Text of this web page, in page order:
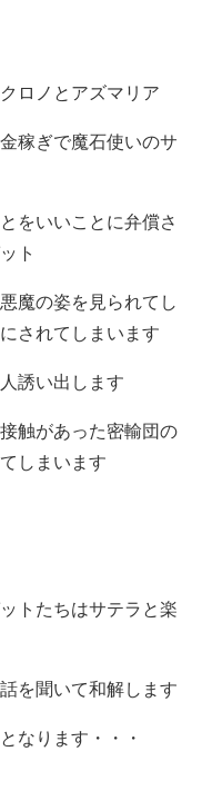
ロノとアズマリア
稼ぎで魔石使いのサ
をいいことに弁償さ
ト
魔の姿を見られてし
されてしまいます
誘い出します
触があった密輸団の
しまいます
トたちはサテラと楽
を聞いて和解します
なります・・・